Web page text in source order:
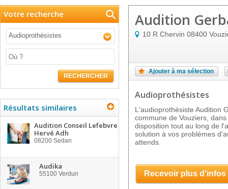
Votre recherche
Audioprothésistes
RECHERCHER
Résultats similaires
Audition Conseil Lefebvre
Hervé Adh
08200 Sedan
Audika
55100 Verdun
Audition
10 R Chervin 08400
Ajouter à ma sélection
Audioprothésistes
L'audioprothésiste Audition
commune de Vouziers,
disposition tout au long de
solution à vos problèmes
attends.
Recevoir plus d'infos